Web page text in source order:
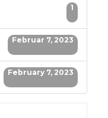
1
Februar 7, 2023
February 7, 2023